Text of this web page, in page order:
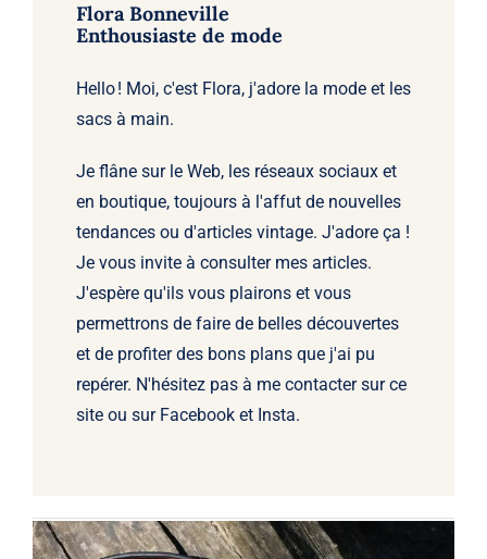
Flora Bonneville
Enthousiaste de mode
Hello ! Moi, c'est Flora, j'adore la mode et les
sacs à main.
Je flâne sur le Web, les réseaux sociaux et
en boutique, toujours à l'affut de nouvelles
tendances ou d'articles vintage. J'adore ça !
Je vous invite à consulter mes articles.
J'espère qu'ils vous plairons et vous
permettrons de faire de belles découvertes
et de profiter des bons plans que j'ai pu
repérer. N'hésitez pas à me contacter sur ce
site ou sur Facebook et Insta.